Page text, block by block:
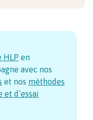
HLP en
avec nos
et nos méthodes
d’essai